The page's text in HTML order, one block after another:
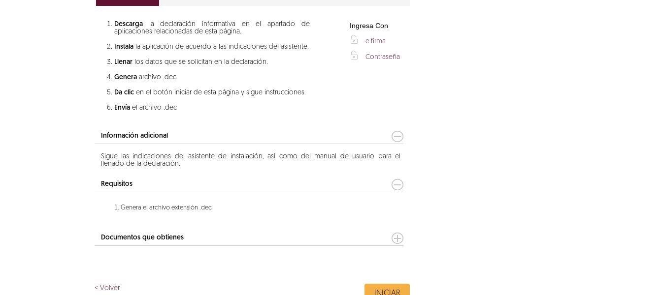
Descarga la declaración informativa en el apartado de
aplicaciones relacionadas de esta página.
Instala la aplicación de acuerdo a las indicaciones del asistente.
Llenar los datos que se solicitan en la declaración.
Genera archivo .dec.
Da clic en el botón iniciar de esta página y sigue instrucciones.
Envía el archivo .dec
Ingresa Con
X e.firma
X Contraseña
Información adicional
Sigue las indicaciones del asistente de instalación, así como del manual de usuario para el
llenado de la declaración.
Requisitos
Genera el archivo extensión .dec
Documentos que obtienes
< Volver